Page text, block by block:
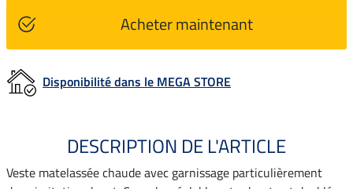
Acheter maintenant
Disponibilité dans le MEGA STORE
DESCRIPTION DE L'ARTICLE
Veste matelassée chaude avec garnissage particulièrement